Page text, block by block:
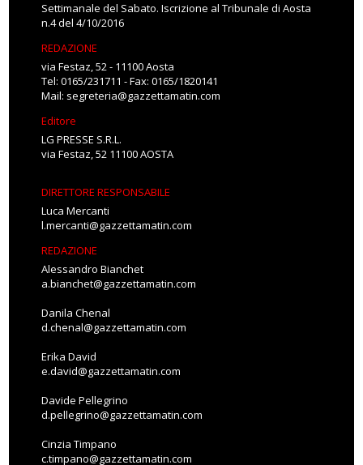
Settimanale del Sabato. Iscrizione al Tribunale di Aosta
n.4 del 4/10/2016
REDAZIONE
via Festaz, 52 - 11100 Aosta
Tel: 0165/231711 - Fax: 0165/1820141
Mail: segreteria@gazzettamatin.com
Editore
LG PRESSE S.R.L.
via Festaz, 52 11100 AOSTA
DIRETTORE RESPONSABILE
Luca Mercanti
l.mercanti@gazzettamatin.com
REDAZIONE
Alessandro Bianchet
a.bianchet@gazzettamatin.com
Danila Chenal
d.chenal@gazzettamatin.com
Erika David
e.david@gazzettamatin.com
Davide Pellegrino
d.pellegrino@gazzettamatin.com
Cinzia Timpano
c.timpano@gazzettamatin.com